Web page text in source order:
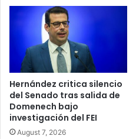
Hernández critica silencio
del Senado tras salida de
Domenech bajo
investigación del FEI
August 7, 2026